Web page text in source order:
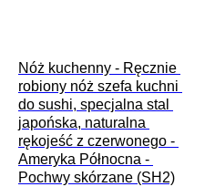
Nóż kuchenny - Ręcznie
robiony nóż szefa kuchni
do sushi, specjalna stal
japońska, naturalna
rękojeść z czerwonego -
Ameryka Północna -
Pochwy skórzane (SH2)